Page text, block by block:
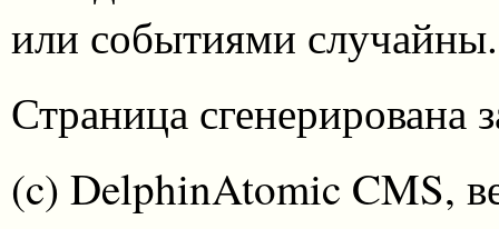
или событиями случайны.
Страница сгенерирована
(c) DelphinAtomic CMS,